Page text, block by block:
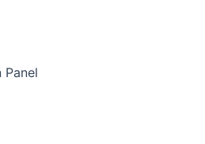
Panel